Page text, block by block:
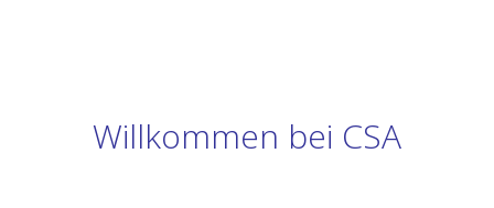
Willkommen bei CSA